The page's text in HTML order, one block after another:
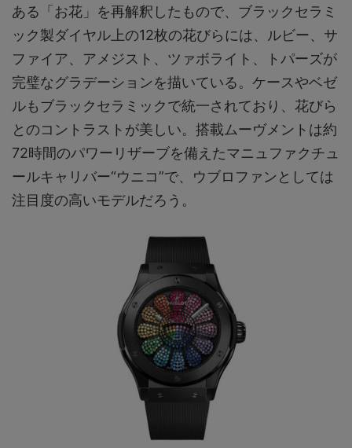
ある「お花」を再解釈したもので、ブラックセラミ
ック製ダイヤル上の12枚の花びらには、ルビー、サ
ファイア、アメジスト、ツァボライト、トパーズが
完璧なグラデーションを描いている。ケースやベゼ
ルもブラックセラミックで統一されており、花びら
とのコントラストが美しい。搭載ムーヴメントは約
72時間のパワーリザーブを備えたマニュファクチュ
ールキャリバー“ウニコ”で、ウブロファンとしては
注目度の高いモデルだろう。